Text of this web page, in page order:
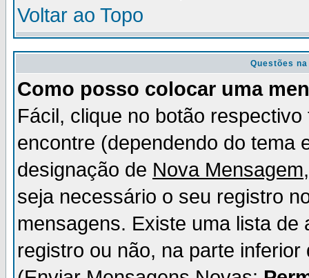
Voltar ao Topo
Questões
Como posso colocar uma
Fácil, clique no botão
encontre (dependendo do tema
designação de Nova Mensagem
seja necessário o seu registro
mensagens. Existe uma lista
registro ou não, na parte